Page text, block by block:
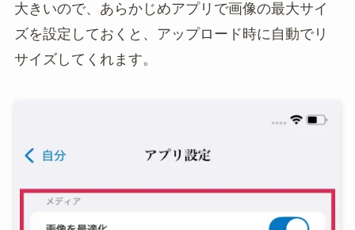
大きいので、あらかじめアプリで画像の最大サイ
ズを設定しておくと、アップロード時に自動でリ
サイズしてくれます。